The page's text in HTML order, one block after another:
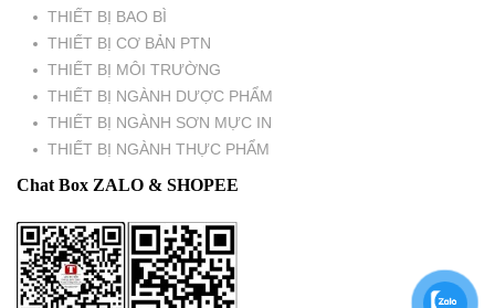
THIẾT BỊ BAO BÌ
THIẾT BỊ CƠ BẢN PTN
THIẾT BỊ MÔI TRƯỜNG
THIẾT BỊ NGÀNH DƯỢC PHẨM
THIẾT BỊ NGÀNH SƠN MỰC IN
THIẾT BỊ NGÀNH THỰC PHẨM
Chat Box ZALO & SHOPEE